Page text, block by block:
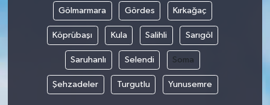
Gölmarmara Gördes Kırkağaç
Köprübaşı Kula Salihli Sarıgöl
Saruhanlı Selendi Soma
Şehzadeler Turgutlu Yunusemre